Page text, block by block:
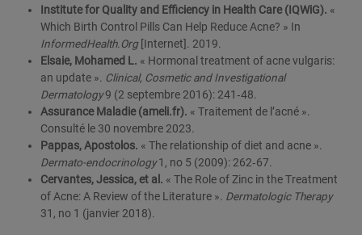
Institute for Quality and Efficiency in Health Care (IQWiG). «
Which Birth Control Pills Can Help Reduce Acne? » In
InformedHealth.Org[Internet]. 2019.
Elsaie, Mohamed L. « Hormonal treatment of acne vulgaris:
an update ». Clinical, Cosmetic and Investigational
Dermatology9 (2 septembre 2016): 241‑48.
Assurance Maladie (ameli.fr). « Traitement de l’acné ».
Consulté le 30 novembre 2023.
Pappas, Apostolos. « The relationship of diet and acne ».
Dermato-endocrinology1, no 5 (2009): 262‑67.
Cervantes, Jessica, et al. « The Role of Zinc in the Treatment
of Acne: A Review of the Literature ». Dermatologic Therapy
31, no 1 (janvier 2018).